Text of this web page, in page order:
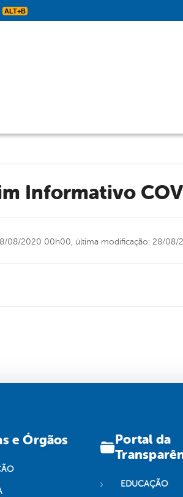
ALT+B
Informativo
08/2020 00h00, última modificação: 28/
e Órgãos
Portal da
EDUCAÇÃO